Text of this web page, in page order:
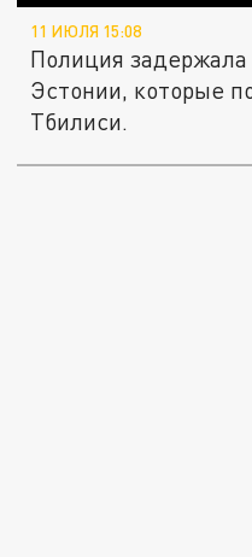
11 ИЮЛЯ 15:08
Полиция задержала
Эстонии, которые
Тбилиси.